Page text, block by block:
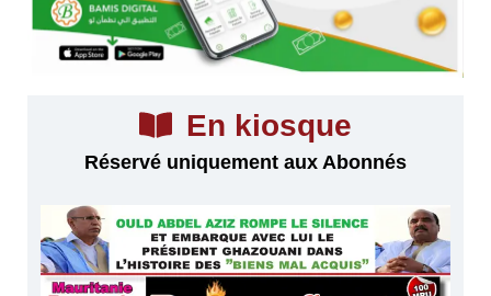
En kiosque
Réservé uniquement aux Abonnés